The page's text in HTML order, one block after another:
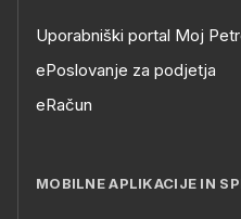
Uporabniški portal Moj
ePoslovanje za podjetja
eRačun
MOBILNE APLIKACIJE IN